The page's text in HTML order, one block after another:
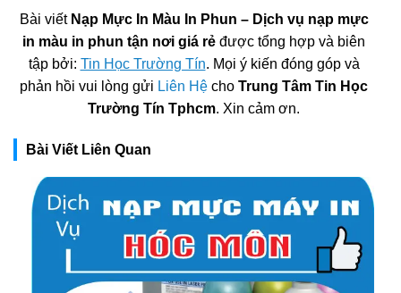
Bài viết Nạp Mực In Màu In Phun – Dịch vụ nạp mực
in màu in phun tận nơi giá rẻ được tổng hợp và biên
tập bởi: Tin Học Trường Tín. Mọi ý kiến đóng góp và
phản hồi vui lòng gửi Liên Hệ cho Trung Tâm Tin Học
Trường Tín Tphcm. Xin cảm ơn.
Bài Viết Liên Quan